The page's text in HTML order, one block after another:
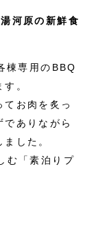
河原の新鮮食
棟専用のBBQ
。
お肉を炙っ
ありながら
した。
む「素泊りプ